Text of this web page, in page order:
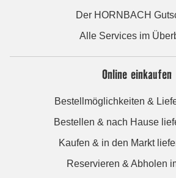
Der HORNBACH
Alle Services im
Online einkaufen
Bestellmöglichkeiten &
Bestellen & nach Hause
Kaufen & in den Markt
Reservieren & Abholen